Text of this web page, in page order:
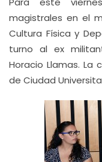
magistrales en el
Cultura Física y
turno al ex
Horacio Llamas. La
de Ciudad